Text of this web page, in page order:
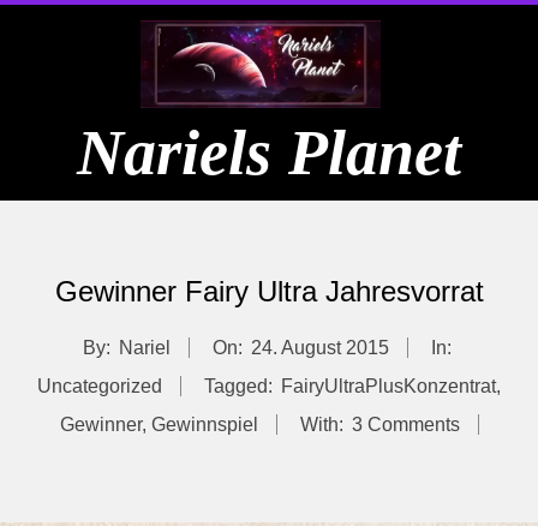
Nariels Planet
MenuGewinner Fairy Ultra Jahresvorrat
By: Nariel On: 24. August 2015
In:
Uncategorized
Tagged: FairyUltraPlusKonzentrat,
Gewinner, Gewinnspiel With: 3 Comments